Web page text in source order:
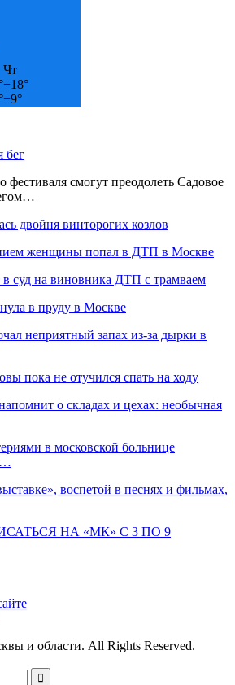
Чт
+18°
+9°
бег
фестиваля смогут преодолеть Садовое
двойня винторогих козлов
женщины попал в ДТП в Москве
суд на виновника ДТП с трамваем
в пруду в Москве
неприятный запах из-за дырки в
пока не отучился спать на ходу
о складах и цехах: необычная
в московской больнице
воспетой в песнях и фильмах,
НА «МК» С 3 ПО 9
и области. All Rights Reserved.